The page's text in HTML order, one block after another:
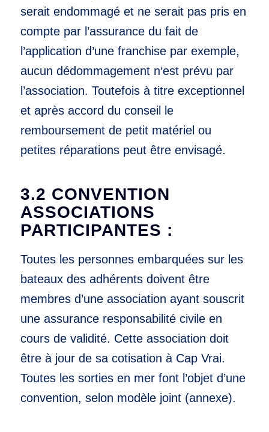
serait endommagé et ne serait pas pris en
compte par l’assurance du fait de
l’application d’une franchise par exemple,
aucun dédommagement n‘est prévu par
l’association. Toutefois à titre exceptionnel
et après accord du conseil le
remboursement de petit matériel ou
petites réparations peut être envisagé.
3.2 CONVENTION
ASSOCIATIONS
PARTICIPANTES :
Toutes les personnes embarquées sur les
bateaux des adhérents doivent être
membres d’une association ayant souscrit
une assurance responsabilité civile en
cours de validité. Cette association doit
être à jour de sa cotisation à Cap Vrai.
Toutes les sorties en mer font l’objet d’une
convention, selon modèle joint (annexe).